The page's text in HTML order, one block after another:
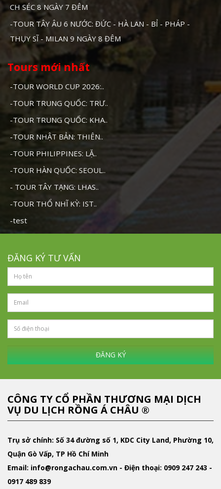
CH SÉC 8 NGÀY 7 ĐÊM
-TOUR TÂY ÂU 6 NƯỚC: ĐỨC - HÀ LAN - BỈ - PHÁP -
THỤY SĨ - MILAN 9 NGÀY 8 ĐÊM
Tours mới nhất
-TOUR WORLD CUP 2026:..
-TOUR TRUNG QUỐC: TRƯ..
-TOUR TRUNG QUỐC: KHA..
-TOUR NHẬT BẢN: THIÊN..
-TOUR PHILIPPINES: LẶ..
-TOUR HÀN QUỐC: SEOUL..
- TOUR TÂY TẠNG: LHAS..
-TOUR THỔ NHĨ KỲ: IST..
-test
ĐĂNG KÝ TƯ VẤN
ĐĂNG KÝ
CÔNG TY CỔ PHẦN THƯƠNG MẠI DỊCH
VỤ DU LỊCH RỒNG Á CHÂU ®
Trụ sở chính: Số 34 đường số 1, KDC City Land, Phường 10,
Quận Gò Vấp, TP Hồ Chí Minh
Email: info@rongachau.com.vn - Điện thoại: 0909 247 243 -
0917 489 839